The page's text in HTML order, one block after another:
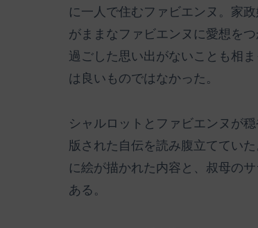
に一人で住むファビエンヌ。家
がままなファビエンヌに愛想を
過ごした思い出がないことも相
は良いものではなかった。
シャルロットとファビエンヌが
版された自伝を読み腹立ててい
に絵が描かれた内容と、叔母の
ある。